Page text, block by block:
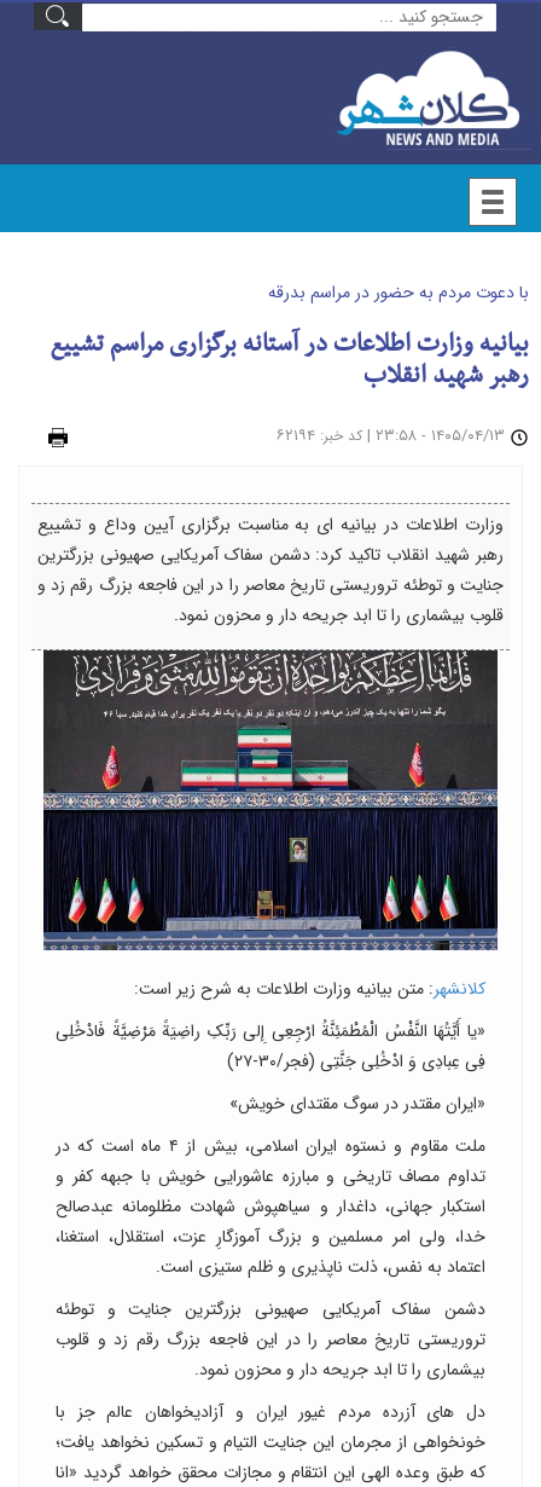
با دعوت مردم به حضور در مراسم بدرقه
بیانیه وزارت اطلاعات در آستانه برگزاری مراسم تشییع
رهبر شهید انقلاب
| کد خبر: ۶۲۱۹۴
وزارت اطلاعات در بیانیه ای به مناسبت برگزاری آیین وداع و تشییع
رهبر شهید انقلاب تاکید کرد: دشمن سفاک آمریکایی صهیونی بزرگترین
جنایت و توطئه تروریستی تاریخ معاصر را در این فاجعه بزرگ رقم زد و
قلوب بیشماری را تا ابد جریحه دار و محزون نمود.
کلانشهر: متن بیانیه وزارت اطلاعات به شرح زیر است:
«یا أَیَّتُهَا النَّفْسُ الْمُطْمَئِنَّةُ ارْجِعِی إِلی‏ رَبِّکِ راضِیَةً مَرْضِیَّةً فَادْخُلِی
فِی عِبادِی وَ ادْخُلِی جَنَّتِی (فجر/۳۰-۲۷)
«ایران مقتدر در سوگ مقتدای خویش»
ملت مقاوم و نستوه ایران اسلامی، بیش از ۴ ماه است که در
تداوم مصاف تاریخی و مبارزه عاشورایی خویش با جبهه کفر و
استکبار جهانی، داغدار و سیاهپوش شهادت مظلومانه عبدصالح
خدا، ولی امر مسلمین و بزرگ آموزگارِ عزت، استقلال، استغنا،
اعتماد به نفس، ذلت ناپذیری و ظلم ستیزی است.
دشمن سفاک آمریکایی صهیونی بزرگترین جنایت و توطئه
تروریستی تاریخ معاصر را در این فاجعه بزرگ رقم زد و قلوب
بیشماری را تا ابد جریحه دار و محزون نمود.
دل های آزرده مردم غیور ایران و آزادیخواهان عالم جز با
خونخواهی از مجرمان این جنایت التیام و تسکین نخواهد یافت؛
که طبق وعده الهی این انتقام و مجازات محقق خواهد گردید «انا